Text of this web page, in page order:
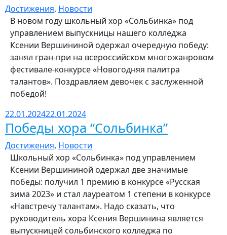
Достижения, Новости
В новом году школьный хор «Сольбинка» под
управлением выпускницы нашего колледжа
Ксении Вершининой одержал очередную победу:
занял гран-при на всероссийском многожанровом
фестивале-конкурсе «Новогодняя палитра
талантов». Поздравляем девочек с заслуженной
победой!
22.01.202422.01.2024
Победы хора “Сольбинка”
Достижения, Новости
Школьный хор «Сольбинка» под управлением
Ксении Вершининой одержал две значимые
победы: получил 1 премию в конкурсе «Русская
зима 2023» и стал лауреатом 1 степени в конкурсе
«Навстречу талантам». Надо сказать, что
руководитель хора Ксения Вершинина является
выпускницей сольбинского колледжа по